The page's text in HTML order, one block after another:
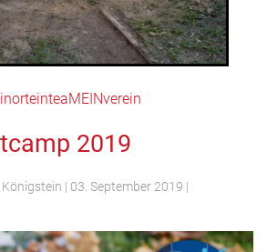
2019
| 03. September 2019 |